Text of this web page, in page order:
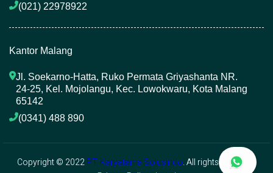
(021) 22978922
Kantor Malang
Jl. Soekarno-Hatta, Ruko Permata Griyashanta NR.
24-25, Kel. Mojolangu, Kec. Lowokwaru, Kota Malang
65142
(0341) 488 890
Copyright © 2022PT. Karyatama Solusindo. All rights reserved.